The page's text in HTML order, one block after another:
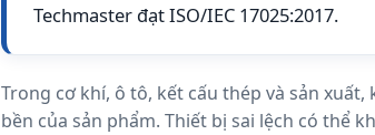
Techmaster đạt ISO/IEC 17025:2017.
Trong cơ khí, ô tô, kết cấu thép và sản
bền của sản phẩm. Thiết bị sai lệch có thể